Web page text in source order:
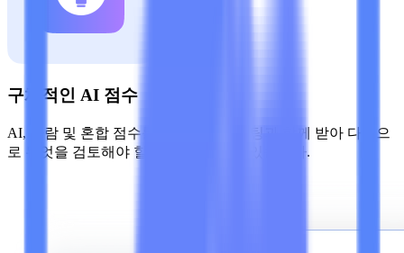
구체적인 AI 점수
AI, 사람 및 혼합 점수를 문장 하이라이팅과 함께 받아 다음으
로 무엇을 검토해야 할지 정확히 알 수 있습니다.